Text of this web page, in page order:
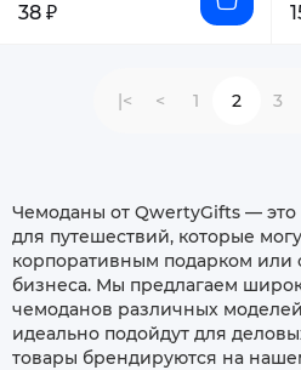
38 ₽
|< < 1 2 3
Чемоданы от QwertyGifts — это
для путешествий, которые
корпоративным подарком или
бизнеса. Мы предлагаем
чемоданов различных
идеально подойдут для
товары брендируются на